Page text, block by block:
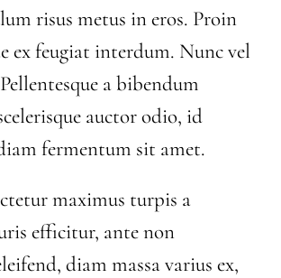
risus metus in eros. Proin
ex feugiat interdum. Nunc vel
a bibendum
auctor odio, id
fermentum sit amet.
maximus turpis a
efficitur, ante non
diam massa varius ex,